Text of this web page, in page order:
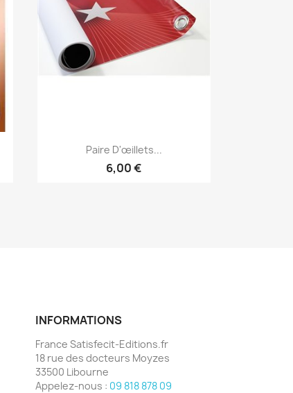
Aperçu rapide
Paire D'œillets...
6,00 €
INFORMATIONS
France Satisfecit-Editions.fr
18 rue des docteurs Moyzes
33500 Libourne
Appelez-nous : 09 818 878 09